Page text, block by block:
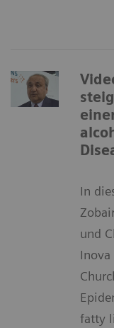
In
und
Inova
fatty